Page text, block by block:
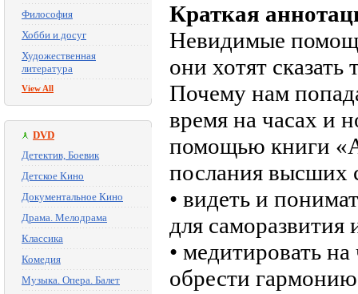
Философия
Хобби и досуг
Художественная
литература
View All
DVD
Детектив, Боевик
Детское Кино
Документальное Кино
Драма. Мелодрама
Классика
Комедия
Музыка. Опера. Балет
Краткая
Невидимые
они хотят сказать
Почему нам
время на часах и
помощью книги
послания высших
• видеть и
для
• медитировать
обрести